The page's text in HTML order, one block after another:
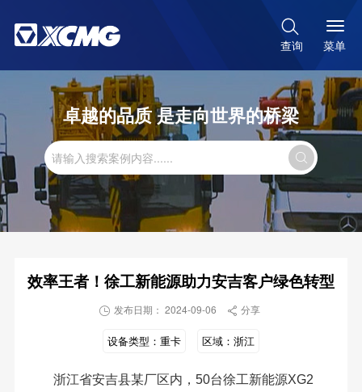

查询 菜单
卓越的品质 是走向世界的桥梁

效率王者！徐工新能源助力安吉客户绿色转型
 发布日期： 2024-09-06  分享
设备类型： 重卡 区域： 浙江
浙江省安吉县某厂区内， 50台徐工新能源XG2